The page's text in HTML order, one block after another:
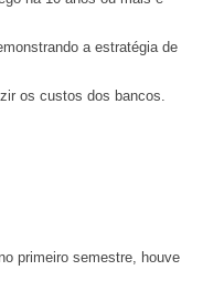
a estratégia de
os custos dos bancos.
primeiro semestre, houve